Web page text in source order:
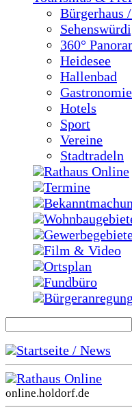
Bürgerhaus
360°
Heidesee
Hallenbad
Gastronomie
Hotels
Sport
Vereine
Stadtradeln
Rathaus Online
Termine
Film & Video
Ortsplan
Fundbüro
Startseite / News
Rathaus Online
online.holdorf.de